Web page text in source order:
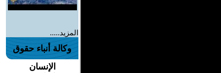
المزيد.....
وكالة أنباء حقوق
الإنسان